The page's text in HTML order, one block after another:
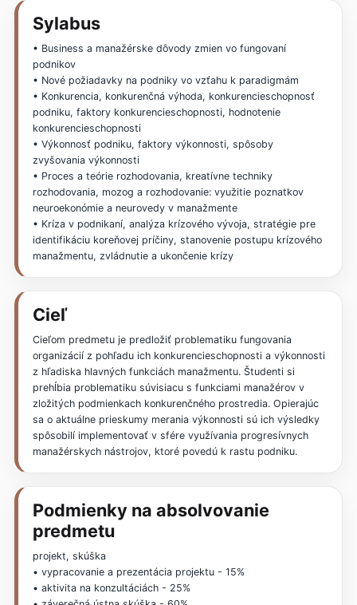
Sylabus
• Business a manažérske dôvody zmien vo fungovaní
podnikov
• Nové požiadavky na podniky vo vzťahu k paradigmám
• Konkurencia, konkurenčná výhoda, konkurencieschopnosť
podniku, faktory konkurencieschopnosti, hodnotenie
konkurencieschopnosti
• Výkonnosť podniku, faktory výkonnosti, spôsoby
zvyšovania výkonnosti
• Proces a teórie rozhodovania, kreatívne techniky
rozhodovania, mozog a rozhodovanie: využitie poznatkov
neuroekonómie a neurovedy v manažmente
• Kríza v podnikaní, analýza krízového vývoja, stratégie pre
identifikáciu koreňovej príčiny, stanovenie postupu krízového
manažmentu, zvládnutie a ukončenie krízy
Cieľ
Cieľom predmetu je predložiť problematiku fungovania
organizácií z pohľadu ich konkurencieschopnosti a výkonnosti
z hľadiska hlavných funkciách manažmentu. Študenti si
prehĺbia problematiku súvisiacu s funkciami manažérov v
zložitých podmienkach konkurenčného prostredia. Opierajúc
sa o aktuálne prieskumy merania výkonnosti sú ich výsledky
spôsobilí implementovať v sfére využívania progresívnych
manažérskych nástrojov, ktoré povedú k rastu podniku.
Podmienky na absolvovanie
predmetu
projekt, skúška
• vypracovanie a prezentácia projektu - 15%
• aktivita na konzultáciách - 25%